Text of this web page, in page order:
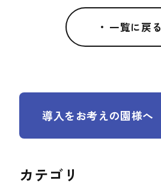
一覧に戻る
導入をお考えの園様へ
カテゴリ